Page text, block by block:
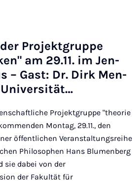
Pro­jekt­grup­pe
am 29.11. im Jen­
– Gast: Dr. Dirk Men­
Projektgruppe "theorie
Montag, 29.11., den
öffentlichen Veranstaltungsreihe
Philosophen Hans Blumenberg
sie dabei von der
der Fakultät für